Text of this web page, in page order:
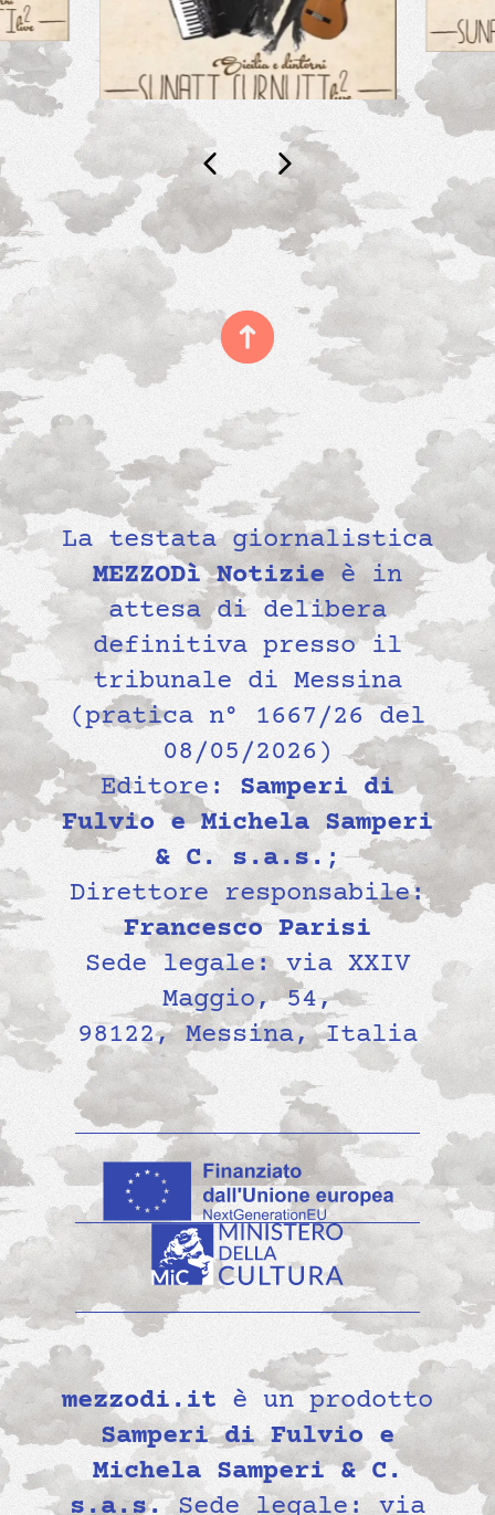
La testata giornalistica
MEZZODì Notizieè in
attesa di delibera
definitiva presso il
tribunale di Messina
(pratica n° 1667/26 del
08/05/2026)
Editore: Samperi di
Fulvio e Michela Samperi
& C. s.a.s. ;
Direttore responsabile:
Francesco Parisi
Sede legale: via XXIV
Maggio, 54,
98122, Messina, Italia
mezzodi.it è un prodotto
Samperi di Fulvio e
Michela Samperi & C.
s.a.s.Sede legale: via